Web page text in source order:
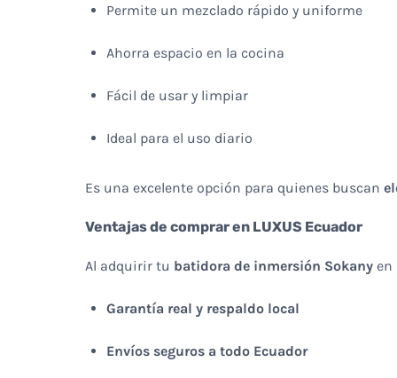
Permite un mezclado rápido y uniforme
Ahorra espacio en la cocina
Fácil de usar y limpiar
Ideal para el uso diario
Es una excelente opción para quienes buscan
Ventajas de comprar en LUXUS Ecuador
Al adquirir tu batidora de inmersión Sokany en
Garantía real y respaldo local
Envíos seguros a todo Ecuador